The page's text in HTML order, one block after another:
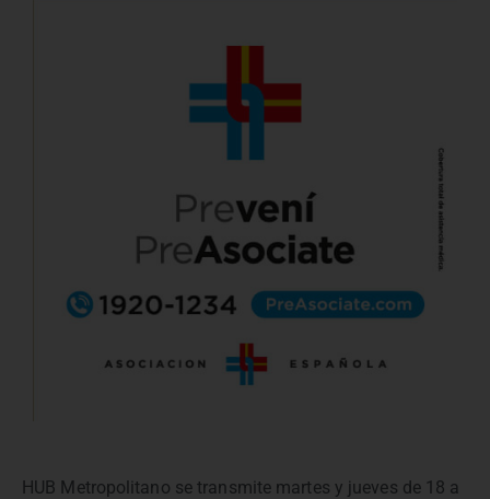
HUB Metropolitano se transmite martes y jueves de 18 a